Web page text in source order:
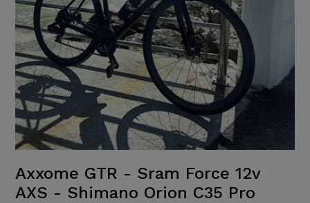
Axxome GTR - Sram Force 12v
AXS - Shimano Orion C35 Pro